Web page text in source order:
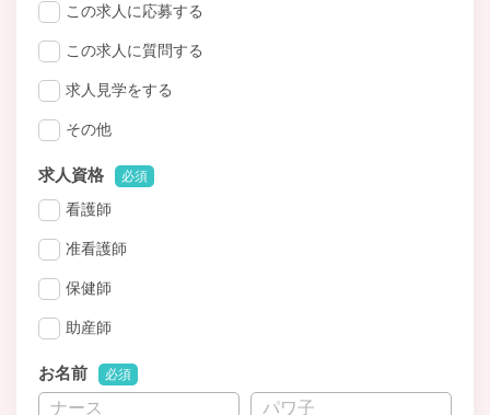
この求人に応募する
この求人に質問する
求人見学をする
その他
求人資格 必須
看護師
准看護師
保健師
助産師
お名前 必須